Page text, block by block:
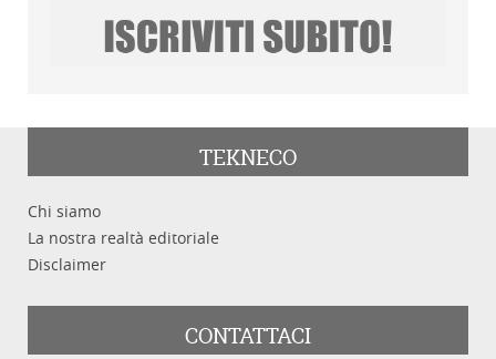
TEKNECO
Chi siamo
La nostra realtà editoriale
Disclaimer
CONTATTACI